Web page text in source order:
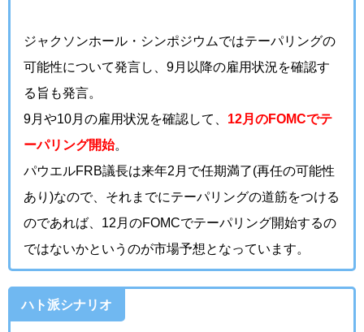
ジャクソンホール・シンポジウムではテーパリングの
可能性について発言し、9月以降の雇用状況を確認す
る旨も発言。
9月や10月の雇用状況を確認して、 12月のFOMCでテ
ーパリング開始。
パウエルFRB議長は来年2月で任期満了(再任の可能性
あり)なので、それまでにテーパリングの道筋をつける
のであれば、12月のFOMCでテーパリング開始するの
ではないかというのが市場予想となっています。
ハト派シナリオ